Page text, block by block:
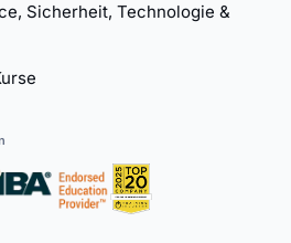
Sicherheit, Technologie &